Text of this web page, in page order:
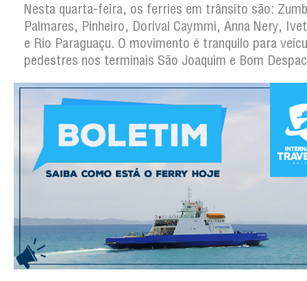
Nesta quarta-feira, os ferries em trânsito são:
Palmares, Pinheiro, Dorival Caymmi, Anna Nery,
e Rio Paraguaçu. O movimento é tranquilo para
pedestres nos terminais São Joaquim e Bom